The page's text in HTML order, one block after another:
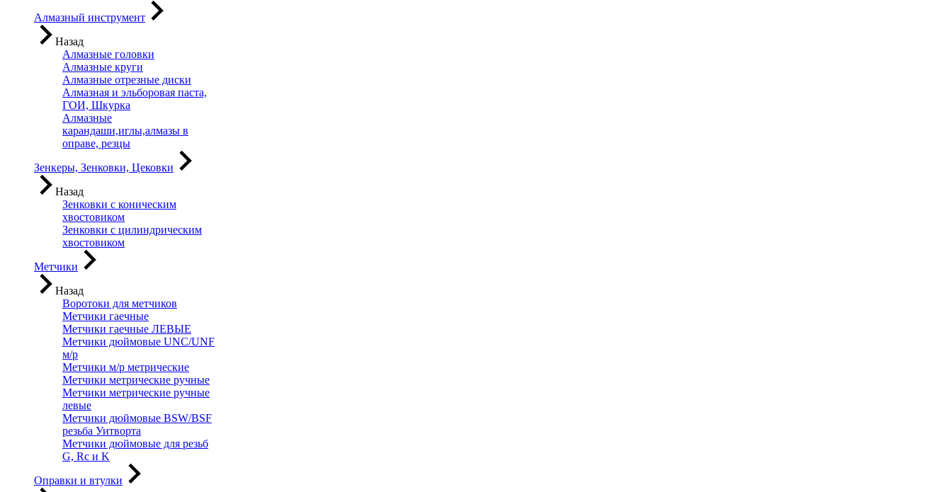
Алмазный инструмент
Назад
Алмазные головки
Алмазные круги
Алмазные отрезные диски
Алмазная и эльборовая паста,
ГОИ, Шкурка
Алмазные
карандаши,иглы,алмазы в
оправе, резцы
Зенкеры, Зенковки, Цековки
Назад
Зенковки с коническим
хвостовиком
Зенковки с цилиндрическим
хвостовиком
Метчики
Назад
Воротоки для метчиков
Метчики гаечные
Метчики гаечные ЛЕВЫЕ
Метчики дюймовые UNC/UNF
м/р
Метчики м/р метрические
Метчики метрические ручные
Метчики метрические ручные
левые
Метчики дюймовые BSW/BSF
резьба Уитворта
Метчики дюймовые для резьб
G, Rc и K
Оправки и втулки